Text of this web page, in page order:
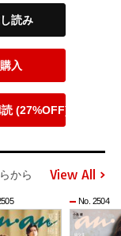
読み
購入
(27%OFF)
から View All
No. 2504